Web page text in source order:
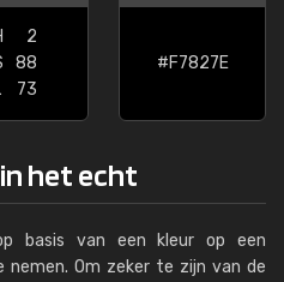
2
88
73
#F7827E
in het echt
basis van een kleur op een
nemen. Om zeker te zijn van de